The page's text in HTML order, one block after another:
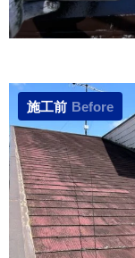
施工前 Before